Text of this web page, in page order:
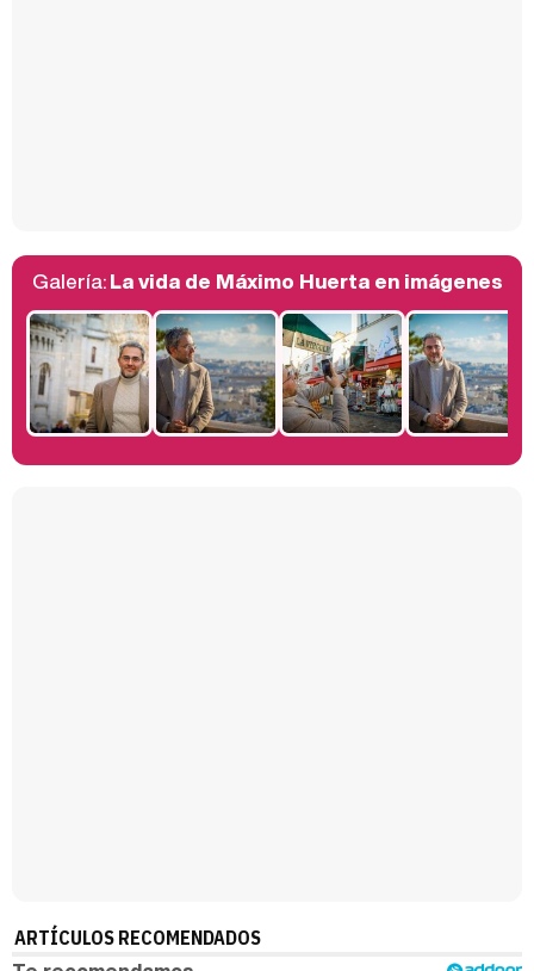
Belén Esteban: "Estoy emocionada, muy contenta y muy feliz por llegar a RTVE"
Manu Baqueiro: "Tuve como referente a Bruce Willis en 'Luz de Luna' para mi trabajo en la serie 'Perdiendo el juicio'"
Galería:La vida de Máximo Huerta en imágenes
ARTÍCULOS RECOMENDADOS